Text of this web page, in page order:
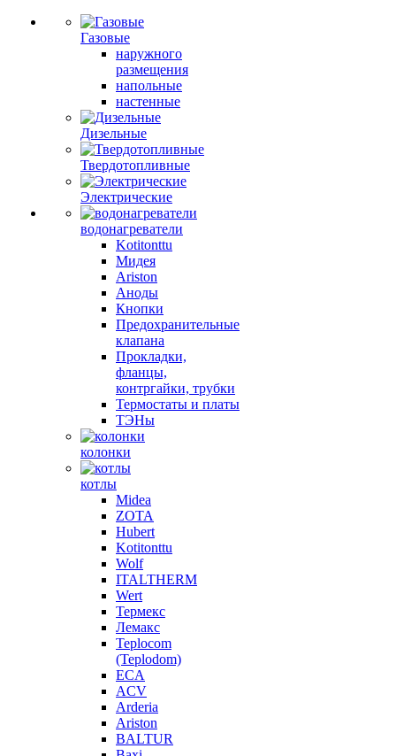
Газовые
наружного
размещения
напольные
настенные
Дизельные
Твердотопливные
Электрические
водонагреватели
Kotitonttu
Мидея
Ariston
Аноды
Кнопки
Предохранительные
клапана
Прокладки,
фланцы,
контргайки, трубки
Термостаты и платы
ТЭНы
колонки
котлы
Midea
ZOTA
Hubert
Kotitonttu
Wolf
ITALTHERM
Wert
Термекс
Лемакс
Teplocom
(Teplodom)
ECA
ACV
Arderia
Ariston
BALTUR